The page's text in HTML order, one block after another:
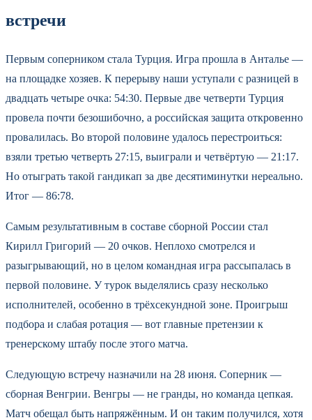
встречи
Первым соперником стала Турция. Игра прошла в Анталье —
на площадке хозяев. К перерыву наши уступали с разницей в
двадцать четыре очка: 54:30. Первые две четверти Турция
провела почти безошибочно, а российская защита откровенно
провалилась. Во второй половине удалось перестроиться:
взяли третью четверть 27:15, выиграли и четвёртую — 21:17.
Но отыграть такой гандикап за две десятиминутки нереально.
Итог — 86:78.
Самым результативным в составе сборной России стал
Кирилл Григорий — 20 очков. Неплохо смотрелся и
разыгрывающий, но в целом командная игра рассыпалась в
первой половине. У турок выделялись сразу несколько
исполнителей, особенно в трёхсекундной зоне. Проигрыш
подбора и слабая ротация — вот главные претензии к
тренерскому штабу после этого матча.
Следующую встречу назначили на 28 июня. Соперник —
сборная Венгрии. Венгры — не гранды, но команда цепкая.
Матч обещал быть напряжённым. И он таким получился, хотя